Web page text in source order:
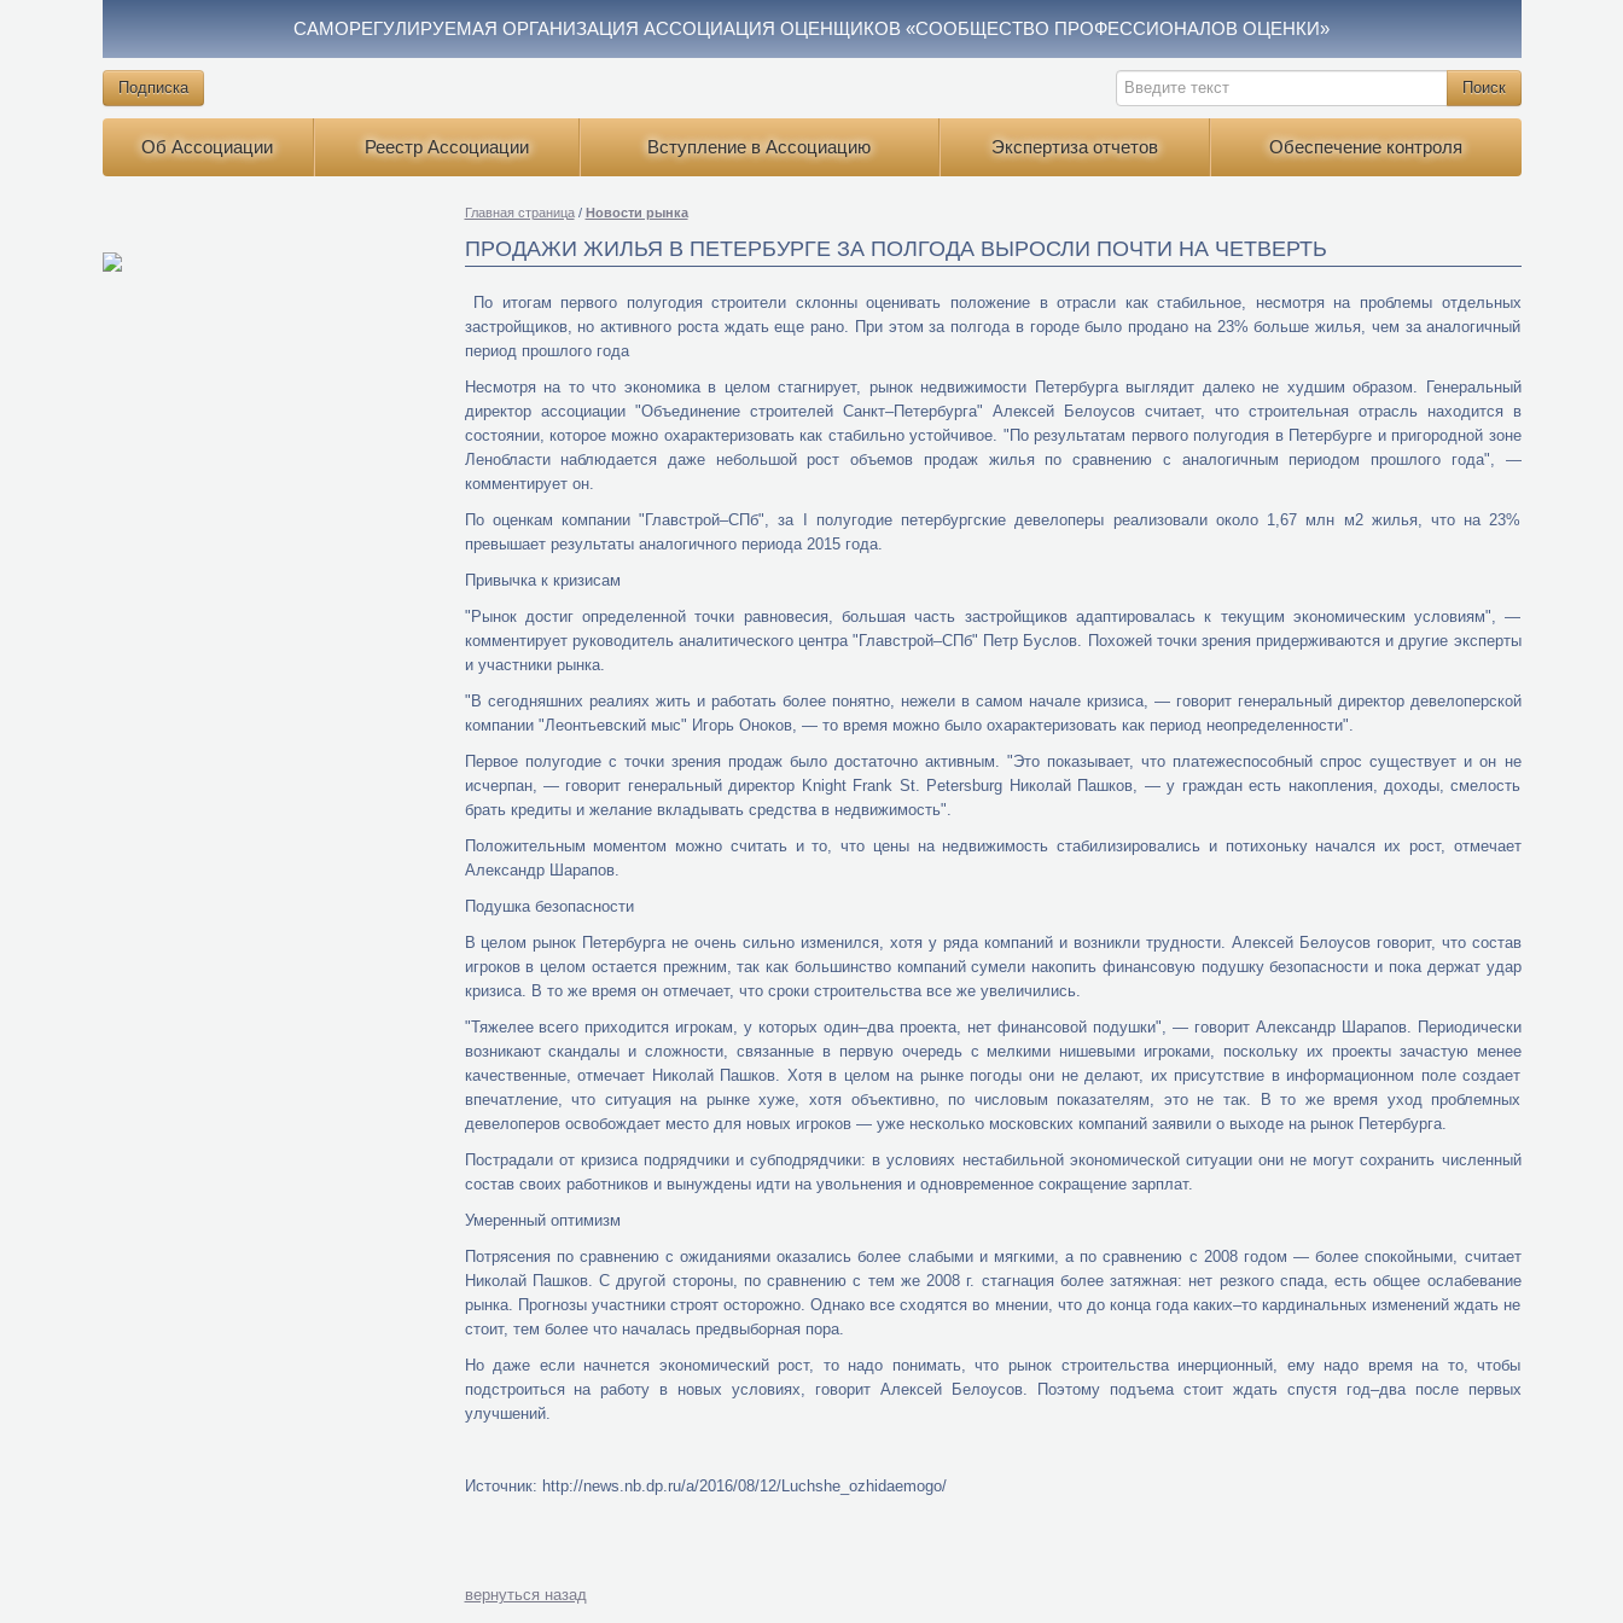
САМОРЕГУЛИРУЕМАЯ ОРГАНИЗАЦИЯ АССОЦИАЦИЯ ОЦЕНЩИКОВ «СООБЩЕСТВО ПРОФЕССИОНАЛОВ ОЦЕНКИ»
Подписка
Об Ассоциации Реестр Ассоциации Вступление в Ассоциацию Экспертиза отчетов Обеспечение контроля
Главная страница / Новости рынка
ПРОДАЖИ ЖИЛЬЯ В ПЕТЕРБУРГЕ ЗА ПОЛГОДА ВЫРОСЛИ ПОЧТИ НА ЧЕТВЕРТЬ
По итогам первого полугодия строители склонны оценивать положение в отрасли как стабильное, несмотря на проблемы отдельных
застройщиков, но активного роста ждать еще рано. При этом за полгода в городе было продано на 23% больше жилья, чем за аналогичный
период прошлого года
Несмотря на то что экономика в целом стагнирует, рынок недвижимости Петербурга выглядит далеко не худшим образом. Генеральный
директор ассоциации "Объединение строителей Санкт–Петербурга" Алексей Белоусов считает, что строительная отрасль находится в
состоянии, которое можно охарактеризовать как стабильно устойчивое. "По результатам первого полугодия в Петербурге и пригородной зоне
Ленобласти наблюдается даже небольшой рост объемов продаж жилья по сравнению с аналогичным периодом прошлого года", —
комментирует он.
По оценкам компании "Главстрой–СПб", за I полугодие петербургские девелоперы реализовали около 1,67 млн м2 жилья, что на 23%
превышает результаты аналогичного периода 2015 года.
Привычка к кризисам
"Рынок достиг определенной точки равновесия, большая часть застройщиков адаптировалась к текущим экономическим условиям", —
комментирует руководитель аналитического центра "Главстрой–СПб" Петр Буслов. Похожей точки зрения придерживаются и другие эксперты
и участники рынка.
"В сегодняшних реалиях жить и работать более понятно, нежели в самом начале кризиса, — говорит генеральный директор девелоперской
компании "Леонтьевский мыс" Игорь Оноков, — то время можно было охарактеризовать как период неопределенности".
Первое полугодие с точки зрения продаж было достаточно активным. "Это показывает, что платежеспособный спрос существует и он не
исчерпан, — говорит генеральный директор Knight Frank St. Petersburg Николай Пашков, — у граждан есть накопления, доходы, смелость
брать кредиты и желание вкладывать средства в недвижимость".
Положительным моментом можно считать и то, что цены на недвижимость стабилизировались и потихоньку начался их рост, отмечает
Александр Шарапов.
Подушка безопасности
В целом рынок Петербурга не очень сильно изменился, хотя у ряда компаний и возникли трудности. Алексей Белоусов говорит, что состав
игроков в целом остается прежним, так как большинство компаний сумели накопить финансовую подушку безопасности и пока держат удар
кризиса. В то же время он отмечает, что сроки строительства все же увеличились.
"Тяжелее всего приходится игрокам, у которых один–два проекта, нет финансовой подушки", — говорит Александр Шарапов. Периодически
возникают скандалы и сложности, связанные в первую очередь с мелкими нишевыми игроками, поскольку их проекты зачастую менее
качественные, отмечает Николай Пашков. Хотя в целом на рынке погоды они не делают, их присутствие в информационном поле создает
впечатление, что ситуация на рынке хуже, хотя объективно, по числовым показателям, это не так. В то же время уход проблемных
девелоперов освобождает место для новых игроков — уже несколько московских компаний заявили о выходе на рынок Петербурга.
Пострадали от кризиса подрядчики и субподрядчики: в условиях нестабильной экономической ситуации они не могут сохранить численный
состав своих работников и вынуждены идти на увольнения и одновременное сокращение зарплат.
Умеренный оптимизм
Потрясения по сравнению с ожиданиями оказались более слабыми и мягкими, а по сравнению с 2008 годом — более спокойными, считает
Николай Пашков. С другой стороны, по сравнению с тем же 2008 г. стагнация более затяжная: нет резкого спада, есть общее ослабевание
рынка. Прогнозы участники строят осторожно. Однако все сходятся во мнении, что до конца года каких–то кардинальных изменений ждать не
стоит, тем более что началась предвыборная пора.
Но даже если начнется экономический рост, то надо понимать, что рынок строительства инерционный, ему надо время на то, чтобы
подстроиться на работу в новых условиях, говорит Алексей Белоусов. Поэтому подъема стоит ждать спустя год–два после первых
улучшений.
Источник: http://news.nb.dp.ru/a/2016/08/12/Luchshe_ozhidaemogo/
вернуться назад